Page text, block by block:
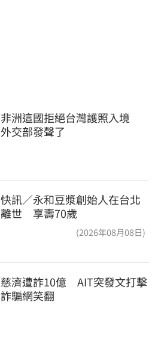
非洲這國拒絕台灣護照入境
外交部發聲了
快訊／永和豆漿創始人在台北
離世 享壽70歲
(2026年08月08日)
慈濟遭詐10億　AIT突發文打擊
詐騙網笑翻